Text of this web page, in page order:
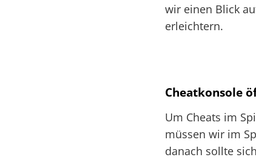
wir einen Blick
erleichtern.
Cheatkonsole
Um Cheats im
müssen wir im
danach sollte